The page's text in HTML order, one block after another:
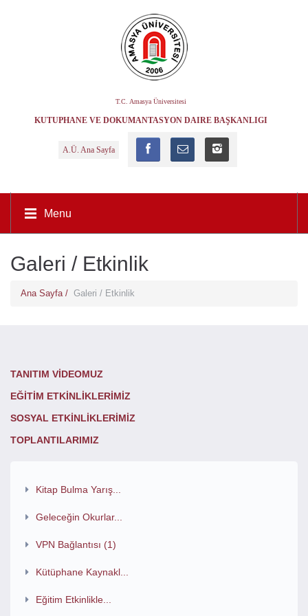
T.C. Amasya Üniversitesi
KÜTÜPHANE VE DOKÜMANTASYON DAIRE BAŞKANLIĞI
A.Ü. Ana Sayfa
Menu
Galeri / Etkinlik
Ana Sayfa / Galeri / Etkinlik
TANITIM VİDEOMUZ
EĞİTİM ETKİNLİKLERİMİZ
SOSYAL ETKİNLİKLERİMİZ
TOPLANTILARIMIZ
Kitap Bulma Yarış...
Geleceğin Okurlar...
VPN Bağlantısı (1)
Kütüphane Kaynakl...
Eğitim Etkinlikle...